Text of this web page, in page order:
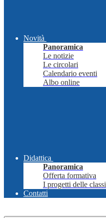
Novità
Panoramica
Le notizie
Le circolari
Calendario eventi
Albo online
Didattica
Panoramica
Offerta formativa
I progetti delle classi
Contatti